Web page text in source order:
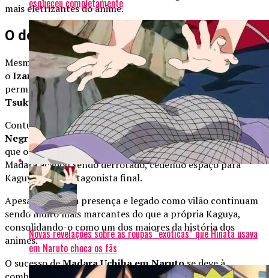
mais eletrizantes do anime.
O destino de Madara em Naruto
Mesmo após sua morte, Madara conseguiu retornar usando
oIzanagi, manipulando a realidade a seu favor. Isso lhe
permitiu continuar seu plano de aprisionar o mundo no
Tsukuyomi Infinito.
Contudo, no auge de seu poder, ele foi traído peloZetsu
Negro
, revelado como a vontade deKaguya Otsutsuki,
que o usou como ferramenta para retornar ao mundo.
Madara acabou sendo derrotado, cedendo espaço para
Kaguya como antagonista final.
Apesar disso, sua presença e legado como vilão continuam
sendo muito mais marcantes do que a própria Kaguya,
consolidando-o como um dos maiores da história dos
animes.
O sucesso deMadara Uchiha em Narutose deve à
esqueceu completamente
Novas revelações sobre as roupas “exóticas” que Hinata usava
em Naruto choca os fãs